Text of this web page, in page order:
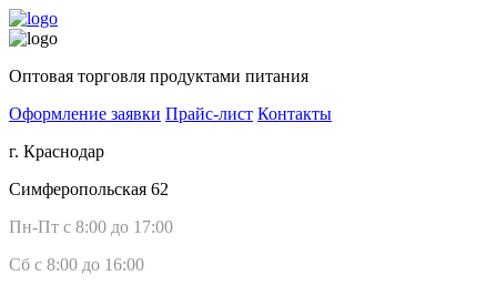
Оптовая торговля продуктами питания
Оформление заявки Прайс-лист Контакты
г. Краснодар
Симферопольская 62
Пн-Пт с 8:00 до 17:00
Сб с 8:00 до 16:00